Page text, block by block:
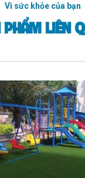
Vì sức khỏe của bạn
PHẨM LIÊN